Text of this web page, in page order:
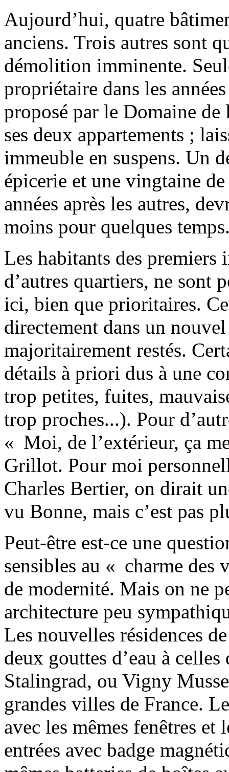
Aujourd’hui, quatre
anciens. Trois autres sont
démolition imminente.
propriétaire dans les
proposé par le Domaine de
ses deux appartements ;
immeuble en suspens. Un
épicerie et une vingtaine
années après les autres,
moins pour quelques
Les habitants des premiers
d’autres quartiers, ne sont
ici, bien que prioritaires.
directement dans un
majoritairement restés.
détails à priori dus à une
trop petites, fuites,
trop proches...). Pour
« Moi, de l’extérieur, ça
Grillot. Pour moi
Charles Bertier, on dirait
vu Bonne, mais c’est pas
Peut-être est-ce une
sensibles au « charme des
de modernité. Mais on ne
architecture peu
Les nouvelles résidences
deux gouttes d’eau à
Stalingrad, ou Vigny
grandes villes de France.
avec les mêmes fenêtres et
entrées avec badge